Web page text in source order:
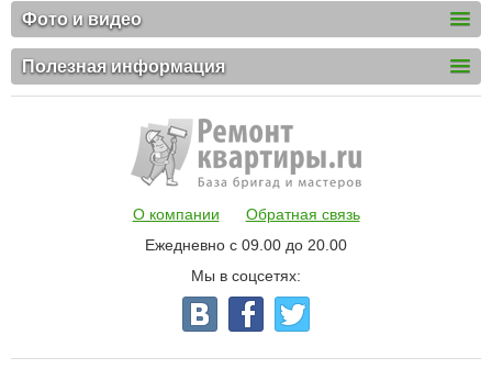
Фото и видео
Полезная информация
О компании
Обратная связь
Ежедневно с 09.00 до 20.00
Мы в соцсетях: